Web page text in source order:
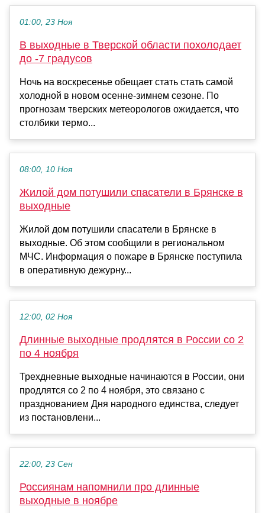
01:00, 23 Ноя
В выходные в Тверской области похолодает
до -7 градусов
Ночь на воскресенье обещает стать стать самой
холодной в новом осенне-зимнем сезоне. По
прогнозам тверских метеорологов ожидается, что
столбики термо...
08:00, 10 Ноя
Жилой дом потушили спасатели в Брянске в
выходные
Жилой дом потушили спасатели в Брянске в
выходные. Об этом сообщили в региональном
МЧС. Информация о пожаре в Брянске поступила
в оперативную дежурну...
12:00, 02 Ноя
Длинные выходные продлятся в России со 2
по 4 ноября
Трехдневные выходные начинаются в России, они
продлятся со 2 по 4 ноября, это связано с
празднованием Дня народного единства, следует
из постановлени...
22:00, 23 Сен
Россиянам напомнили про длинные
выходные в ноябре